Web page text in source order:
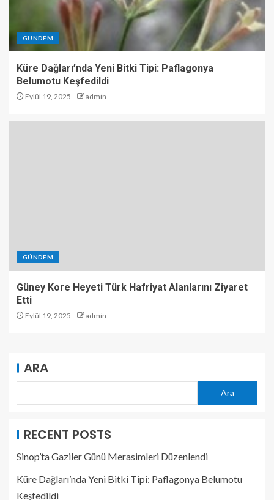
GÜNDEM
Küre Dağları’nda Yeni Bitki Tipi: Paflagonya
Belumotu Keşfedildi
Eylül 19, 2025 admin
GÜNDEM
Güney Kore Heyeti Türk Hafriyat Alanlarını Ziyaret
Etti
Eylül 19, 2025 admin
ARA
Ara
RECENT POSTS
Sinop’ta Gaziler Günü Merasimleri Düzenlendi
Küre Dağları’nda Yeni Bitki Tipi: Paflagonya Belumotu
Keşfedildi